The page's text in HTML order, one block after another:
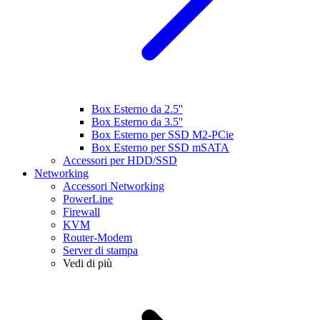
Box Esterno da 2.5''
Box Esterno da 3.5''
Box Esterno per SSD M2-PCie
Box Esterno per SSD mSATA
Accessori per HDD/SSD
Networking
Accessori Networking
PowerLine
Firewall
KVM
Router-Modem
Server di stampa
Vedi di più